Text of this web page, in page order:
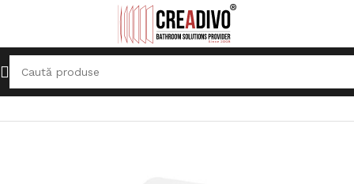
Prima pagină Vase WC Vase WC suspendate